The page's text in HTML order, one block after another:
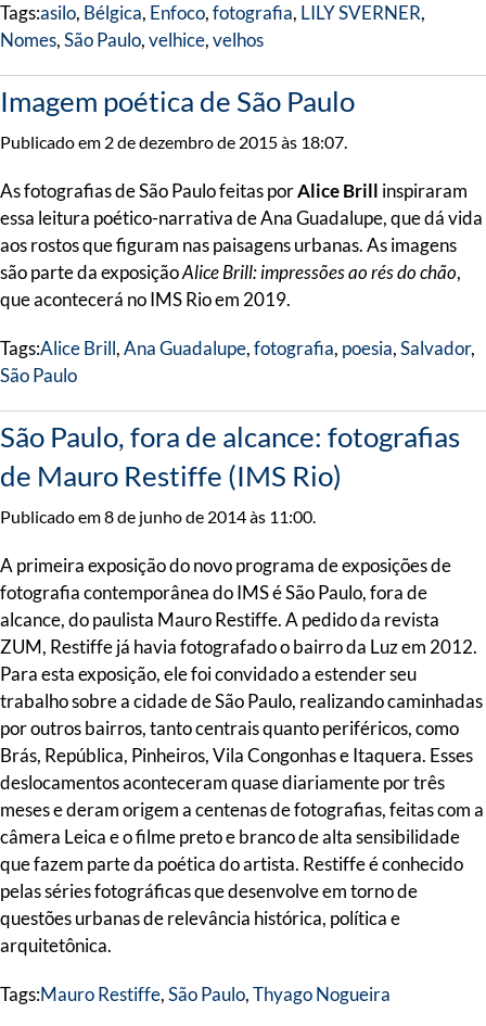
Tags:asilo, Bélgica, Enfoco,fotografia, LILY SVERNER,
Nomes,São Paulo,velhice,velhos
Imagem poética de São Paulo
Publicado em 2 de dezembro de 2015 às 18:07.
As fotografias de São Paulo feitas porAlice Brill inspiraram
essa leitura poético-narrativa de Ana Guadalupe, que dá vida
aos rostos que figuram nas paisagens urbanas. As imagens
são parte da exposiçãoAlice Brill: impressões ao rés do chão,
que acontecerá no IMS Rio em 2019.
Tags:Alice Brill,Ana Guadalupe,fotografia, poesia,Salvador,
São Paulo
São Paulo, fora de alcance: fotografias
de Mauro Restiffe (IMS Rio)
Publicado em 8 de junho de 2014 às 11:00.
A primeira exposição do novo programa de exposições de
fotografia contemporânea do IMS é São Paulo, fora de
alcance, do paulista Mauro Restiffe. A pedido da revista
ZUM, Restiffe já havia fotografado o bairro da Luz em 2012.
Para esta exposição, ele foi convidado a estender seu
trabalho sobre a cidade de São Paulo, realizando caminhadas
por outros bairros, tanto centrais quanto periféricos, como
Brás, República, Pinheiros, Vila Congonhas e Itaquera. Esses
deslocamentos aconteceram quase diariamente por três
meses e deram origem a centenas de fotografias, feitas com a
câmera Leica e o filme preto e branco de alta sensibilidade
que fazem parte da poética do artista. Restiffe é conhecido
pelas séries fotográficas que desenvolve em torno de
questões urbanas de relevância histórica, política e
arquitetônica.
Tags:Mauro Restiffe,São Paulo,Thyago Nogueira